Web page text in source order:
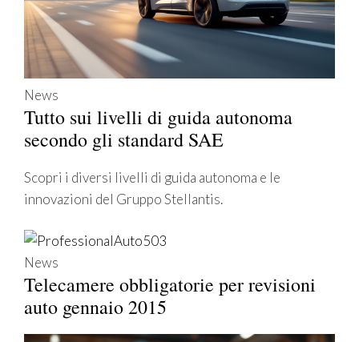
News
Tutto sui livelli di guida autonoma
secondo gli standard SAE
Scopri i diversi livelli di guida autonoma e le
innovazioni del Gruppo Stellantis.
News
Telecamere obbligatorie per revisioni
auto gennaio 2015